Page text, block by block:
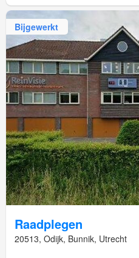
Bijgewerkt
Raadplegen
20513, Odijk, Bunnik, Utrecht